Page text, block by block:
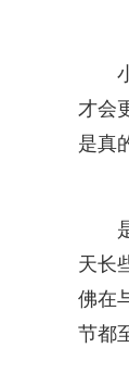
才会
是真
天长
佛在
节都